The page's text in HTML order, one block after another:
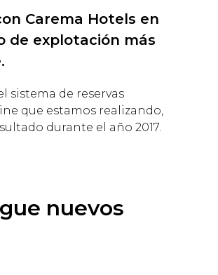
Carema Hotels en
de explotación más
sistema de reservas
que estamos realizando,
durante el año 2017.
nuevos